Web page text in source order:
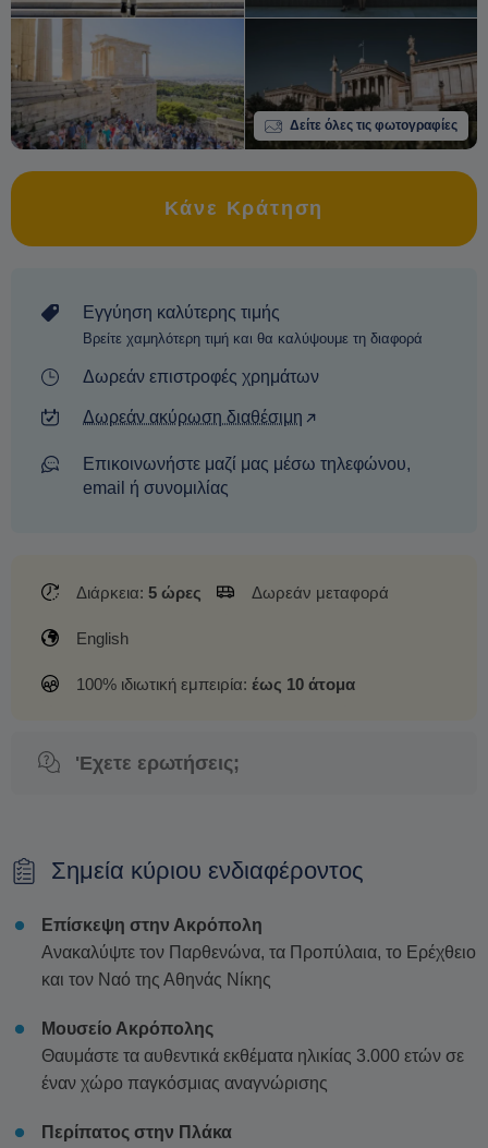
Δείτε όλες τις φωτογραφίες
Κάνε Κράτηση
Εγγύηση καλύτερης τιμής
Βρείτε χαμηλότερη τιμή και θα καλύψουμε τη διαφορά
Δωρεάν επιστροφές χρημάτων
Δωρεάν ακύρωση διαθέσιμη
Επικοινωνήστε μαζί μας μέσω τηλεφώνου,
email ή συνομιλίας
Διάρκεια: 5 ώρες Δωρεάν μεταφορά
English
100% ιδιωτική εμπειρία: έως 10 άτομα
'Εχετε ερωτήσεις;
Σημεία κύριου ενδιαφέροντος
Επίσκεψη στην Ακρόπολη
Ανακαλύψτε τον Παρθενώνα, τα Προπύλαια, το Ερέχθειο
και τον Ναό της Αθηνάς Νίκης
Μουσείο Ακρόπολης
Θαυμάστε τα αυθεντικά εκθέματα ηλικίας 3.000 ετών σε
έναν χώρο παγκόσμιας αναγνώρισης
Περίπατος στην Πλάκα